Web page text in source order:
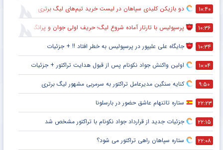
۱۰:۴۰ دو بازیکن کلیدی سپاهان در لیست خرید تیم‌های لیگ برتری
۱۰:۳۶ پرسپولیس با تارتار آماده شروع لیگ؛ حریف اولی جوان و پرانگیزه
۱۰:۳۴ جایگاه علی علیپور در پرسپولیس به خطر افتاد !! + جزئیات
۱۰:۰۴ اولین واکنش جواد نکونام پس از قبول هدایت تراکتور + جزئیات
۹:۵۰ کنایه سنگین مدیرعامل تراکتور به سرمربی مشهور لیگ برتری
۲۲:۲۳ ستاره تاتنهام عاشق حضور در بارسلونا
۲۲:۱۵ جزئیات جدید از قرارداد جواد نکونام با تراکتور مشخص شد
۲۲:۰۸ ستاره سپاهان راهی تراکتور می شود؟